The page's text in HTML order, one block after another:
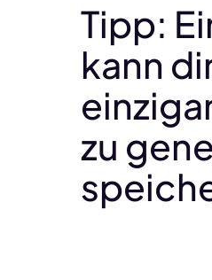
Tipp:
kann
zu